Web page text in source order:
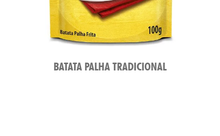
BATATA PALHA TRADICIONAL